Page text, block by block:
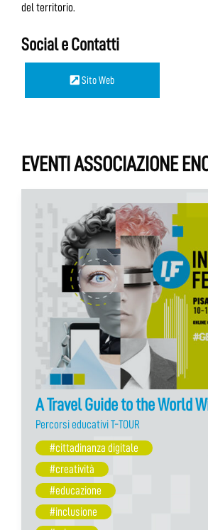
del territorio.
Social e Contatti
Sito Web
EVENTI ASSOCIAZIONE
A Travel Guide to the World
Percorsi educativi T-TOUR
#cittadinanza digitale
#creatività
#educazione
#inclusione